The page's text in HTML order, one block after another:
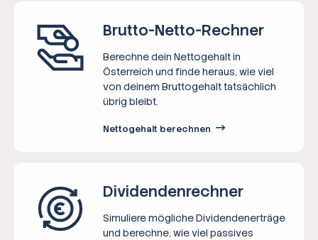
Brutto-Netto-­Rechner
Berechne dein Nettogehalt in
Österreich und finde heraus, wie viel
von deinem Bruttogehalt tatsächlich
übrig bleibt.
Nettogehalt berechnen
Dividenden­rechner
Simuliere mögliche Dividendenerträge
und berechne, wie viel passives